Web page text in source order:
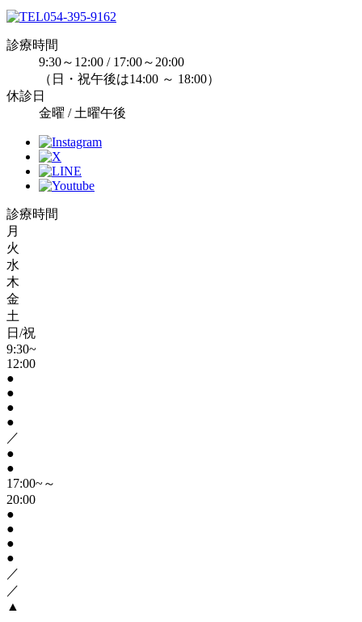
054-395-9162
診療時間
9:30～12:00 / 17:00～20:00
（日・祝午後は14:00 ～ 18:00）
休診日
金曜 / 土曜午後
診療時間
月
火
水
木
金
土
日/祝
9:30~
12:00
●
●
●
●
／
●
●
17:00~～
20:00
●
●
●
●
／
／
▲